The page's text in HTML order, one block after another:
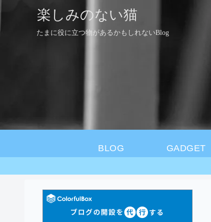
楽しみのない猫
たまに役に立つ物があるかもしれないBlog
BLOG GADGET